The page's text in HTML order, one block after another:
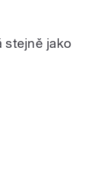
stejně jako